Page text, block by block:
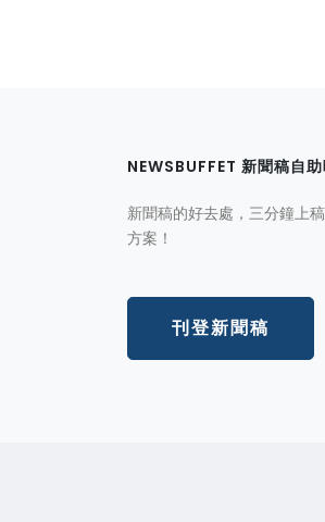
NEWSBUFFET 新聞稿自
新聞稿的好去處，三分鐘上
方案！
刊登新聞稿